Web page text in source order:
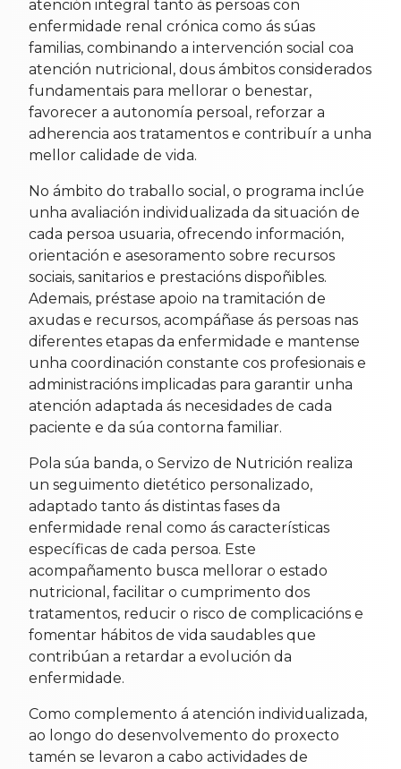
atención integral tanto ás persoas con
enfermidade renal crónica como ás súas
familias, combinando a intervención social coa
atención nutricional, dous ámbitos considerados
fundamentais para mellorar o benestar,
favorecer a autonomía persoal, reforzar a
adherencia aos tratamentos e contribuír a unha
mellor calidade de vida.
No ámbito do traballo social, o programa inclúe
unha avaliación individualizada da situación de
cada persoa usuaria, ofrecendo información,
orientación e asesoramento sobre recursos
sociais, sanitarios e prestacións dispoñibles.
Ademais, préstase apoio na tramitación de
axudas e recursos, acompáñase ás persoas nas
diferentes etapas da enfermidade e mantense
unha coordinación constante cos profesionais e
administracións implicadas para garantir unha
atención adaptada ás necesidades de cada
paciente e da súa contorna familiar.
Pola súa banda, o Servizo de Nutrición realiza
un seguimento dietético personalizado,
adaptado tanto ás distintas fases da
enfermidade renal como ás características
específicas de cada persoa. Este
acompañamento busca mellorar o estado
nutricional, facilitar o cumprimento dos
tratamentos, reducir o risco de complicacións e
fomentar hábitos de vida saudables que
contribúan a retardar a evolución da
enfermidade.
Como complemento á atención individualizada,
ao longo do desenvolvemento do proxecto
tamén se levaron a cabo actividades de